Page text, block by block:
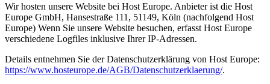
Wir hosten unsere Website bei Host Europe. Anbieter ist die Host
Europe GmbH, Hansestraße 111, 51149, Köln (nachfolgend Host
Europe) Wenn Sie unsere Website besuchen, erfasst Host Europe
verschiedene Logfiles inklusive Ihrer IP-Adressen.
Details entnehmen Sie der Datenschutzerklärung von Host Europe:
https://www.hosteurope.de/AGB/Datenschutzerklaerung/.